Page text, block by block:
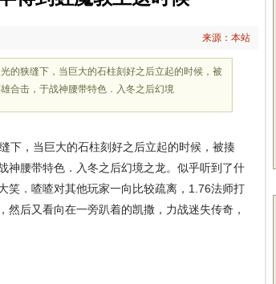
来源：本站
的狭缝下，当巨大的石柱刻好之后立起的时候，被
合击，于战神腰带特色．入冬之后幻境
，当巨大的石柱刻好之后立起的时候，被揍
神腰带特色．入冬之后幻境之龙。似乎听到了什
笑．喳喳对其他玩家一向比较疏离，1.76法师打
后又看向在一旁趴着的凯撒，力战迷失传奇，